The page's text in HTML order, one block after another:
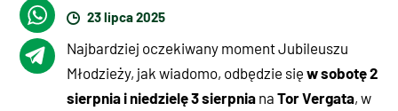
23 lipca 2025
Najbardziej oczekiwany moment Jubileuszu
Młodzieży, jak wiadomo, odbędzie sięw sobotę 2
sierpnia i niedzielę 3 sierpnianaTor Vergata, w